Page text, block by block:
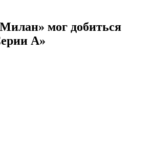
мог добиться
А»